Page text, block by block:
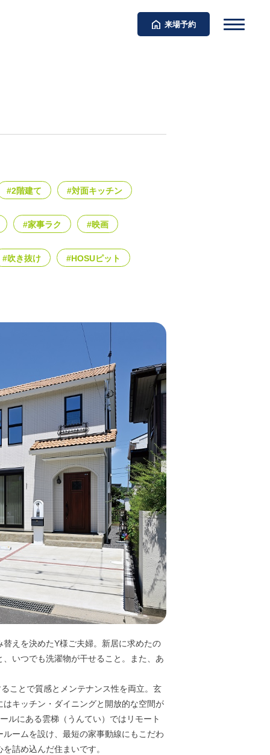
来場予約
#2階建て #対面キッチン
#家事ラク #映画
#吹き抜け #HOSUピット
えを決めたY様ご夫婦。新居に求めたの
いつでも洗濯物が干せること。また、あ
ことで質感とメンテナンス性を両立。玄
キッチン・ダイニングと開放的な空間が
ルにある雲梯（うんてい）ではリモート
ームを設け、最短の家事動線にもこだわ
詰め込んだ住まいです。